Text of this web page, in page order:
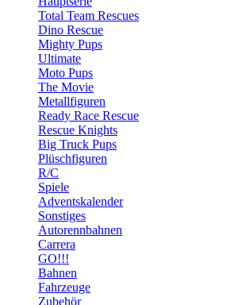
Total Team Rescues
Dino Rescue
Mighty Pups
Ultimate
Moto Pups
The Movie
Metallfiguren
Ready Race Rescue
Rescue Knights
Big Truck Pups
Plüschfiguren
R/C
Spiele
Adventskalender
Sonstiges
Autorennbahnen
Carrera
GO!!!
Bahnen
Fahrzeuge
Zubehör